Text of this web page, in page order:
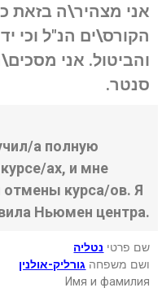
אני מצהיר\ה בזאת
הקורס\ים הנ"ל וכי
והביטול. אני
סנטר.
а полную
ах, и мне
отмены курса/ов. Я
Ньюмен центра.
שם פרטי נטליה
ושם משפחה גורליק-אולנין
Имя и фамилия